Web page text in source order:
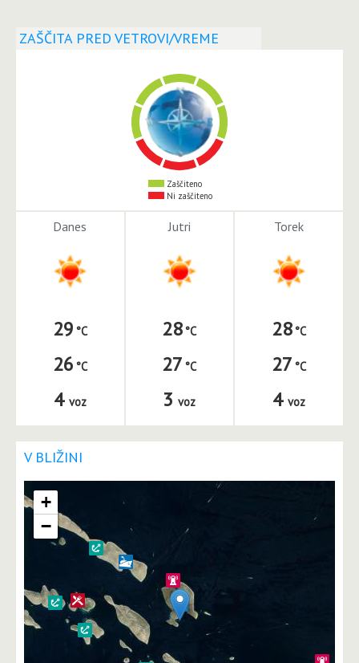
ZAŠČITA PRED VETROVI/VREME
Zaščiteno
Ni zaščiteno
Danes
29
26
4 voz
Jutri
28
27
3 voz
Torek
28
27
4 voz
V BLIŽINI
+
−